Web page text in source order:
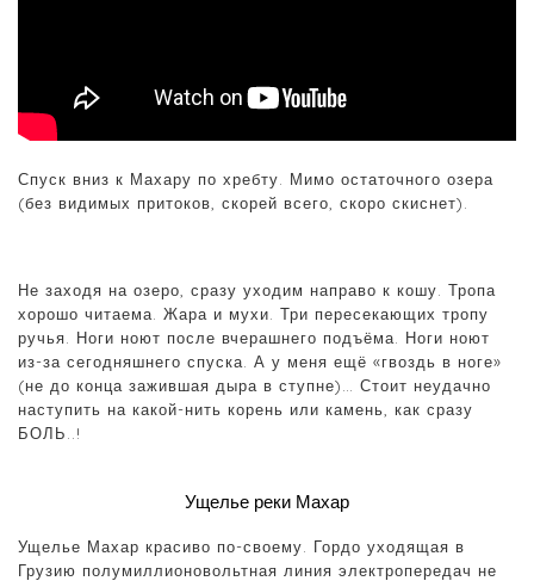
Спуск вниз к Махару по хребту. Мимо остаточного озера
(без видимых притоков, скорей всего, скоро скиснет).
Не заходя на озеро, сразу уходим направо к кошу. Тропа
хорошо читаема. Жара и мухи. Три пересекающих тропу
ручья. Ноги ноют после вчерашнего подъёма. Ноги ноют
из-за сегодняшнего спуска. А у меня ещё «гвоздь в ноге»
(не до конца зажившая дыра в ступне)… Стоит неудачно
наступить на какой-нить корень или камень, как сразу
БОЛЬ..!
Ущелье реки Махар
Ущелье Махар красиво по-своему. Гордо уходящая в
Грузию полумиллионовольтная линия электропередач не